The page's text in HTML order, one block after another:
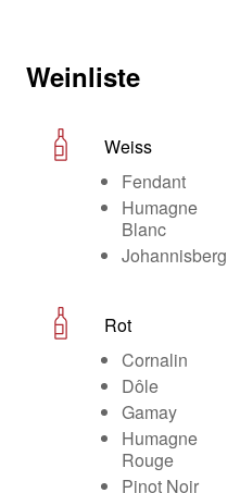
Weinliste
Weiss
Fendant
Humagne
Blanc
Johannisberg
Rot
Cornalin
Dôle
Gamay
Humagne
Rouge
Pinot Noir